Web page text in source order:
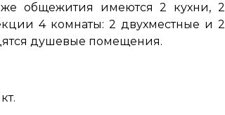
общежития имеются 2 кухни, 2
4 комнаты: 2 двухместные и 2
душевые помещения.